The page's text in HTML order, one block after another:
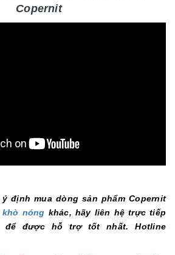
Copernit
định mua dòng sản phẩm Copernit
khò nóng khác, hãy liên hệ trực tiếp
để được hỗ trợ tốt nhất. Hotline